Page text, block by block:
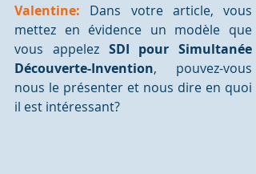
Valentine: Dans votre article, vous
mettez en évidence un modèle que
vous appelez SDI pour Simultanée
Découverte-Invention, pouvez-vous
nous le présenter et nous dire en quoi
il est intéressant?